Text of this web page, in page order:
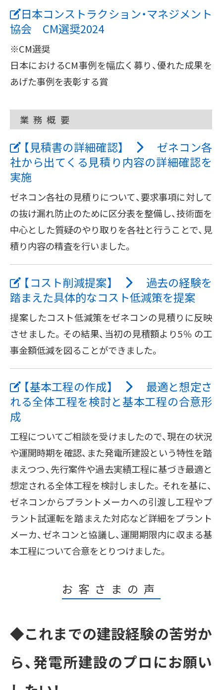
日本コンストラクション・マネジメント
協会 CM選奨2024
※CM選奨
日本におけるCM事例を幅広く募り、優れた成果を
あげた事例を表彰する賞
業務概要
【見積書の詳細確認】
ゼネコン各
社から出てくる見積り内容の詳細確認を
実施
ゼネコン各社の見積りについて、要求事項に対して
の抜け漏れ防止のために区分表を整備し、技術面を
中心とした質疑のやり取りを各社と行うことで、見
積り内容の精査を行いました。
【コスト削減提案】
過去の経験を
踏まえた具体的なコスト低減策を提案
提案したコスト低減策をゼネコンの見積りに反映
させました。その結果、当初の見積額より5％ の工
事金額低減を図ることができました。
【基本工程の作成】
最適と想定さ
れる全体工程を検討と基本工程の合意形
成
工程についてご相談を受けましたので、現在の状況
や運開時期を確認、また発電所建設という特性を踏
まえつつ、先行案件や過去実績工程に基づき最適と
想定される全体工程を検討しました。それを基に、
ゼネコンからプラントメーカへの引渡し工程やプ
ラント試運転を踏まえた対応など詳細をプラント
メーカ、ゼネコンと協議し、運開期限内に収まる基
本工程について合意をとりつけました。
お客さまの声
◆これまでの建設経験の苦労か
ら、発電所建設のプロにお願い